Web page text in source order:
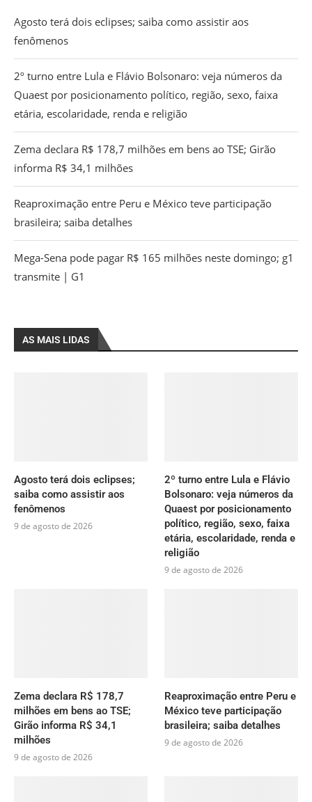
Agosto terá dois eclipses; saiba como assistir aos
fenômenos
2º turno entre Lula e Flávio Bolsonaro: veja números da
Quaest por posicionamento político, região, sexo, faixa
etária, escolaridade, renda e religião
Zema declara R$ 178,7 milhões em bens ao TSE; Girão
informa R$ 34,1 milhões
Reaproximação entre Peru e México teve participação
brasileira; saiba detalhes
Mega-Sena pode pagar R$ 165 milhões neste domingo; g1
transmite | G1
AS MAIS LIDAS
Agosto terá dois eclipses;
saiba como assistir aos
fenômenos
9 de agosto de 2026
2º turno entre Lula e Flávio
Bolsonaro: veja números da
Quaest por posicionamento
político, região, sexo, faixa
etária, escolaridade, renda e
religião
9 de agosto de 2026
Zema declara R$ 178,7
milhões em bens ao TSE;
Girão informa R$ 34,1
milhões
9 de agosto de 2026
Reaproximação entre Peru e
México teve participação
brasileira; saiba detalhes
9 de agosto de 2026